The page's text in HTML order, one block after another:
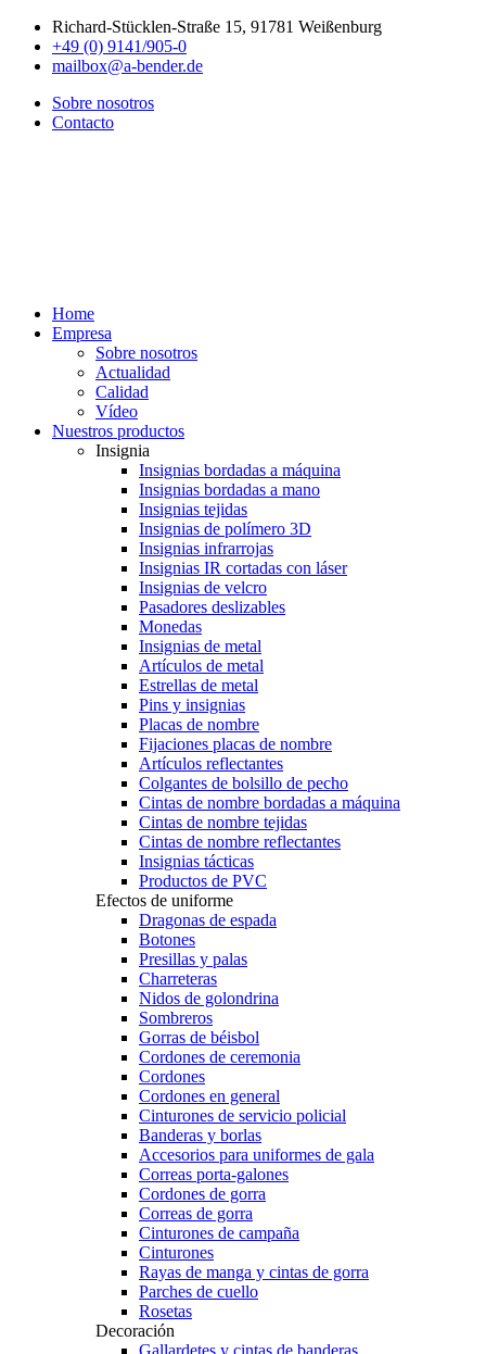
Richard-Stücklen-Straße 15, 91781 Weißenburg
+49 (0) 9141/905-0
mailbox@a-bender.de
Sobre nosotros
Contacto
Home
Empresa
Sobre nosotros
Actualidad
Calidad
Vídeo
Nuestros productos
Insignia
Insignias bordadas a máquina
Insignias bordadas a mano
Insignias tejidas
Insignias de polímero 3D
Insignias infrarrojas
Insignias IR cortadas con láser
Insignias de velcro
Pasadores deslizables
Monedas
Insignias de metal
Artículos de metal
Estrellas de metal
Pins y insignias
Placas de nombre
Fijaciones placas de nombre
Artículos reflectantes
Colgantes de bolsillo de pecho
Cintas de nombre bordadas a máquina
Cintas de nombre tejidas
Cintas de nombre reflectantes
Insignias tácticas
Productos de PVC
Efectos de uniforme
Dragonas de espada
Botones
Presillas y palas
Charreteras
Nidos de golondrina
Sombreros
Gorras de béisbol
Cordones de ceremonia
Cordones
Cordones en general
Cinturones de servicio policial
Banderas y borlas
Accesorios para uniformes de gala
Correas porta-galones
Cordones de gorra
Correas de gorra
Cinturones de campaña
Cinturones
Rayas de manga y cintas de gorra
Parches de cuello
Rosetas
Decoración
Gallardetes y cintas de banderas